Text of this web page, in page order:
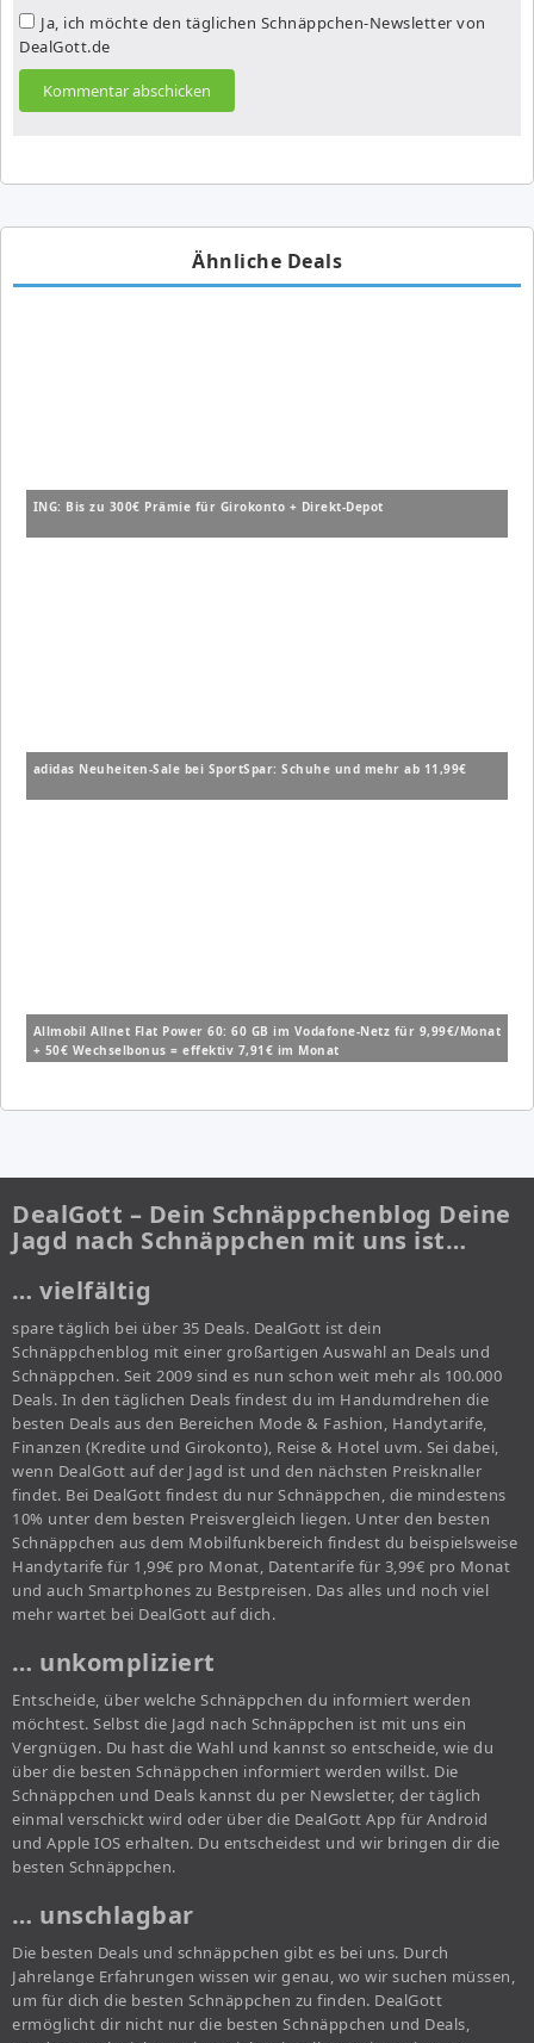
Ja, ich möchte den täglichen Schnäppchen-Newsletter von
DealGott.de
Ähnliche Deals
ING: Bis zu 300€ Prämie für Girokonto + Direkt-Depot
adidas Neuheiten-Sale bei SportSpar: Schuhe und mehr ab 11,99€
Allmobil Allnet Flat Power 60: 60 GB im Vodafone-Netz für 9,99€/Monat
+ 50€ Wechselbonus = effektiv 7,91€ im Monat
DealGott – Dein Schnäppchenblog Deine
Jagd nach Schnäppchen mit uns ist…
… vielfältig
spare täglich bei über 35 Deals. DealGott ist dein
Schnäppchenblog mit einer großartigen Auswahl an Deals und
Schnäppchen. Seit 2009 sind es nun schon weit mehr als 100.000
Deals. In den täglichen Deals findest du im Handumdrehen die
besten Deals aus den Bereichen Mode & Fashion, Handytarife,
Finanzen (Kredite und Girokonto), Reise & Hotel uvm. Sei dabei,
wenn DealGott auf der Jagd ist und den nächsten Preisknaller
findet. Bei DealGott findest du nur Schnäppchen, die mindestens
10% unter dem besten Preisvergleich liegen. Unter den besten
Schnäppchen aus dem Mobilfunkbereich findest du beispielsweise
Handytarife für 1,99€ pro Monat, Datentarife für 3,99€ pro Monat
und auch Smartphones zu Bestpreisen. Das alles und noch viel
mehr wartet bei DealGott auf dich.
… unkompliziert
Entscheide, über welche Schnäppchen du informiert werden
möchtest. Selbst die Jagd nach Schnäppchen ist mit uns ein
Vergnügen. Du hast die Wahl und kannst so entscheide, wie du
über die besten Schnäppchen informiert werden willst. Die
Schnäppchen und Deals kannst du per Newsletter, der täglich
einmal verschickt wird oder über die DealGott App für Android
und Apple IOS erhalten. Du entscheidest und wir bringen dir die
besten Schnäppchen.
… unschlagbar
Die besten Deals und schnäppchen gibt es bei uns. Durch
Jahrelange Erfahrungen wissen wir genau, wo wir suchen müssen,
um für dich die besten Schnäppchen zu finden. DealGott
ermöglicht dir nicht nur die besten Schnäppchen und Deals,